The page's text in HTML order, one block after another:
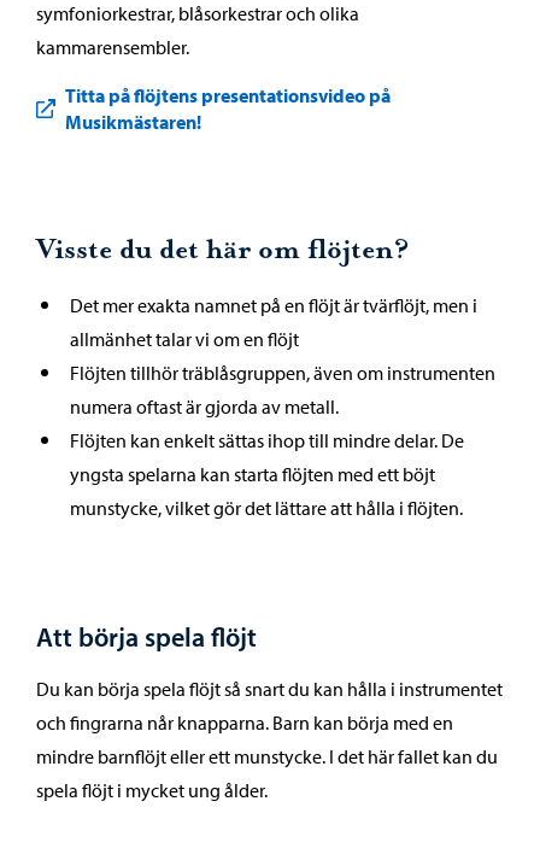
symfoniorkestrar, blåsorkestrar och olika
kammarensembler.
Titta på flöjtens presentationsvideo på
Musikmästaren!
Visste du det här om flöjten?
Det mer exakta namnet på en flöjt är tvärflöjt, men i
allmänhet talar vi om en flöjt
Flöjten tillhör träblåsgruppen, även om instrumenten
numera oftast är gjorda av metall.
Flöjten kan enkelt sättas ihop till mindre delar. De
yngsta spelarna kan starta flöjten med ett böjt
munstycke, vilket gör det lättare att hålla i flöjten.
Att börja spela flöjt
Du kan börja spela flöjt så snart du kan hålla i instrumentet
och fingrarna når knapparna. Barn kan börja med en
mindre barnflöjt eller ett munstycke. I det här fallet kan du
spela flöjt i mycket ung ålder.